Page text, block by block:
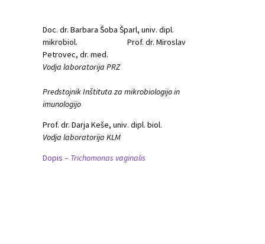
Doc. dr. Barbara Šoba Šparl, univ. dipl.
mikrobiol. Prof. dr. Miroslav
Petrovec, dr. med.
Vodja laboratorija PRZ
Predstojnik Inštituta za mikrobiologijo in
imunologijo
Prof. dr. Darja Keše, univ. dipl. biol.
Vodja laboratorija KLM
Dopis – Trichomonas vaginalis